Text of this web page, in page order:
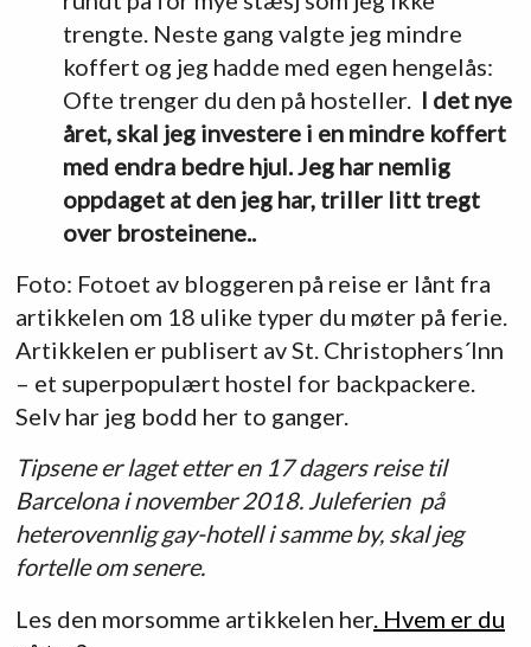
trengte. Neste gang valgte jeg mindre
koffert og jeg hadde med egen hengelås:
Ofte trenger du den på hosteller. I det nye
året, skal jeg investere i en mindre koffert
med endra bedre hjul. Jeg har nemlig
oppdaget at den jeg har, triller litt tregt
over brosteinene..
Foto: Fotoet av bloggeren på reise er lånt fra
artikkelen om 18 ulike typer du møter på ferie.
Artikkelen er publisert av St. Christophers´Inn
– et superpopulært hostel for backpackere.
Selv har jeg bodd her to ganger.
Tipsene er laget etter en 17 dagers reise til
Barcelona i november 2018. Juleferien på
heterovennlig gay-hotell i samme by, skal jeg
fortelle om senere.
Les den morsomme artikkelen her. Hvem er du